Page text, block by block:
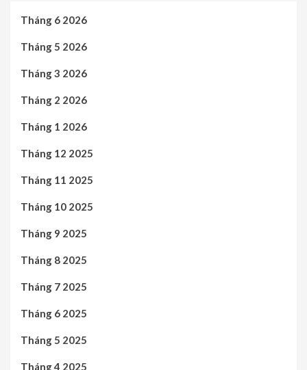
Tháng 6 2026
Tháng 5 2026
Tháng 3 2026
Tháng 2 2026
Tháng 1 2026
Tháng 12 2025
Tháng 11 2025
Tháng 10 2025
Tháng 9 2025
Tháng 8 2025
Tháng 7 2025
Tháng 6 2025
Tháng 5 2025
Tháng 4 2025